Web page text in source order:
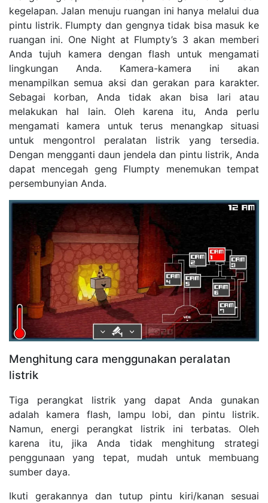
kegelapan. Jalan menuju ruangan ini hanya melalui dua
pintu listrik. Flumpty dan gengnya tidak bisa masuk ke
ruangan ini. One Night at Flumpty’s 3 akan memberi
Anda tujuh kamera dengan flash untuk mengamati
lingkungan Anda. Kamera-kamera ini akan
menampilkan semua aksi dan gerakan para karakter.
Sebagai korban, Anda tidak akan bisa lari atau
melakukan hal lain. Oleh karena itu, Anda perlu
mengamati kamera untuk terus menangkap situasi
untuk mengontrol peralatan listrik yang tersedia.
Dengan mengganti daun jendela dan pintu listrik, Anda
dapat mencegah geng Flumpty menemukan tempat
persembunyian Anda.
Menghitung cara menggunakan peralatan
listrik
Tiga perangkat listrik yang dapat Anda gunakan
adalah kamera flash, lampu lobi, dan pintu listrik.
Namun, energi perangkat listrik ini terbatas. Oleh
karena itu, jika Anda tidak menghitung strategi
penggunaan yang tepat, mudah untuk membuang
sumber daya.
Ikuti gerakannya dan tutup pintu kiri/kanan sesuai